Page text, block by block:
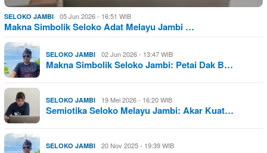
SELOKO JAMBI 05 Jun 2026 - 16:51 WIB
Makna Simbolik Seloko Adat Melayu Jambi …
SELOKO JAMBI 02 Jun 2026 - 13:47 WIB
Makna Simbolik Seloko Jambi: Petai Dak B…
SELOKO JAMBI 19 Mei 2026 - 16:20 WIB
Semiotika Seloko Melayu Jambi: Akar Kuat…
SELOKO JAMBI 20 Nov 2025 - 19:39 WIB